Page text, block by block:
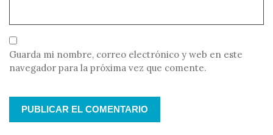
Guarda mi nombre, correo electrónico y web en este
navegador para la próxima vez que comente.